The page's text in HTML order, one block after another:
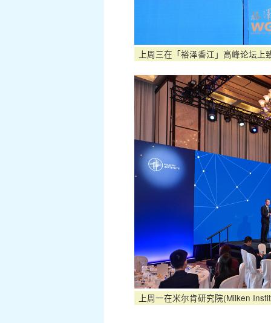
上周三在「裕泽香江」高峰论坛上
上周一在米尔肯研究院(Milken